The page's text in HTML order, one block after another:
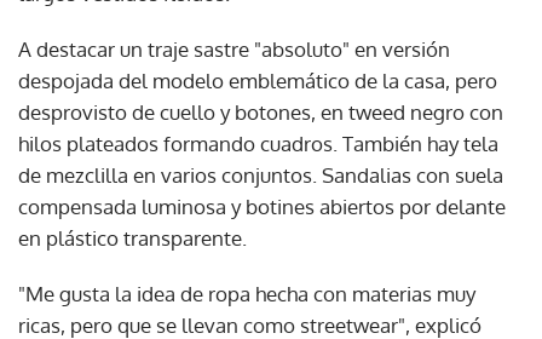
A destacar un traje sastre "absoluto" en versión
despojada del modelo emblemático de la casa, pero
desprovisto de cuello y botones, en tweed negro con
hilos plateados formando cuadros. También hay tela
de mezclilla en varios conjuntos. Sandalias con suela
compensada luminosa y botines abiertos por delante
en plástico transparente.
"Me gusta la idea de ropa hecha con materias muy
ricas, pero que se llevan como streetwear", explicó